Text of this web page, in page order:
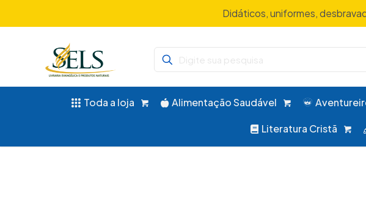
Didáticos, uniformes,
Toda a loja Alimentação Saudável
Literatura Cristã